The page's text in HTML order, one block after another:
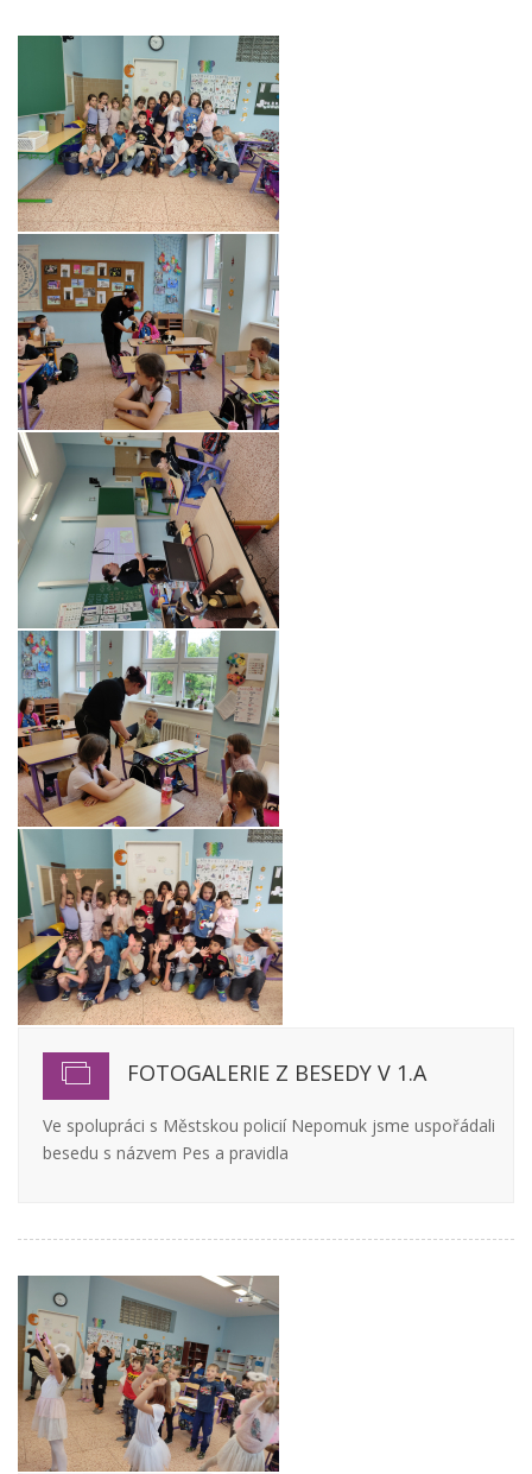
FOTOGALERIE Z BESEDY V 1.A
Ve spolupráci s Městskou policií Nepomuk jsme uspořádali
besedu s názvem Pes a pravidla